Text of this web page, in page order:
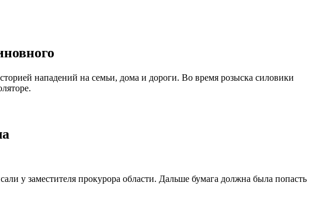
нападений на семьи, дома и дороги. Во время розыска силовики
у заместителя прокурора области. Дальше бумага должна была попасть